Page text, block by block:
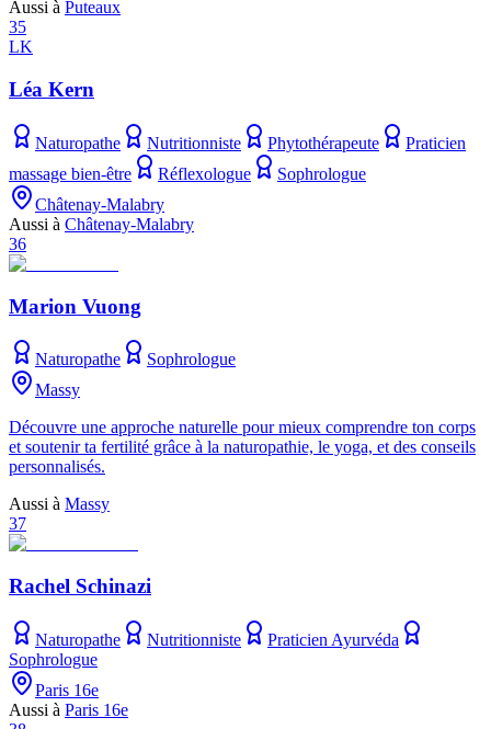
Aussi à Puteaux
35
LK
Léa Kern
Naturopathe Nutritionniste Phytothérapeute
Praticien
massage bien-être
Réflexologue
Sophrologue
Châtenay-Malabry
Aussi à Châtenay-Malabry
36
Marion Vuong
Naturopathe
Sophrologue
Massy
Découvre une approche naturelle pour mieux comprendre ton corps
et soutenir ta fertilité grâce à la naturopathie, le yoga, et des conseils
personnalisés.
Aussi à Massy
37
Rachel Schinazi
Naturopathe Nutritionniste
Praticien Ayurvéda
Sophrologue
Paris 16e
Aussi à Paris 16e